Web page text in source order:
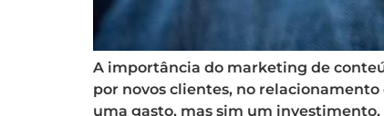
A importância do marketing de
por novos clientes, no
uma gasto, mas sim um